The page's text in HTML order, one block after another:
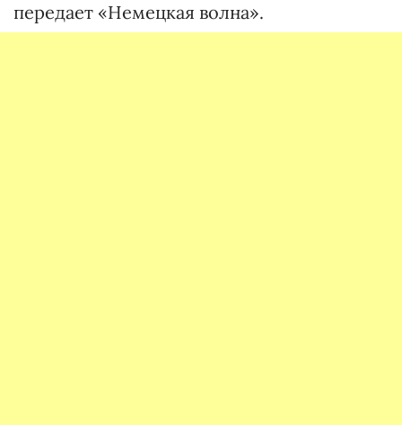
передает «Немецкая волна».